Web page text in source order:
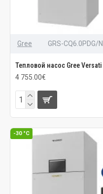
Gree GRS-CQ6.0PDG/
Тепловой насос Gree Versati
4 755.00€
-30 °C